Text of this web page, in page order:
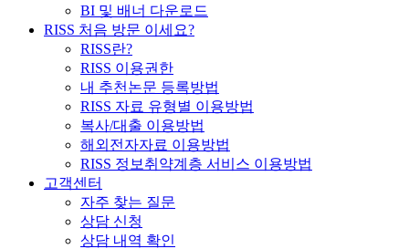
BI 및 배너 다운로드
RISS 처음 방문 이세요?
RISS란?
RISS 이용권한
내 추천논문 등록방법
RISS 자료 유형별 이용방법
복사/대출 이용방법
해외전자자료 이용방법
RISS 정보취약계층 서비스 이용방법
고객센터
자주 찾는 질문
상담 신청
상담 내역 확인